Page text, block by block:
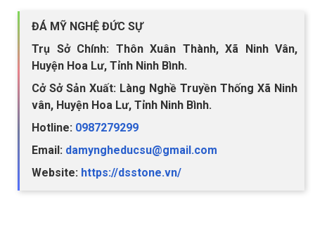
ĐÁ MỸ NGHỆ ĐỨC SỰ
Trụ Sở Chính: Thôn Xuân Thành, Xã Ninh Vân,
Huyện Hoa Lư, Tỉnh Ninh Bình.
Cở Sở Sản Xuất: Làng Nghề Truyền Thống Xã Ninh
vân, Huyện Hoa Lư, Tỉnh Ninh Bình.
Hotline: 0987279299
Email: damyngheducsu@gmail.com
Website: https://dsstone.vn/